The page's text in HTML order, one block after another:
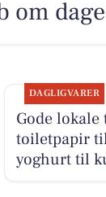
om
DAGLIGVARER
Gode
toiletpapir
yoghurt til